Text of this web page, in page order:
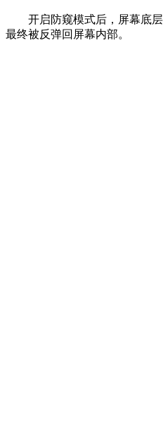
开启防窥模式后，屏幕底层
最终被反弹回屏幕内部。